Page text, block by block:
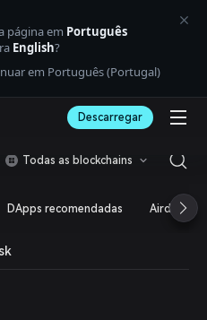
página em Português
English?
em Português (Portugal)
Descarregar
Todas as blockchains
DApps recomendadas Airdrop